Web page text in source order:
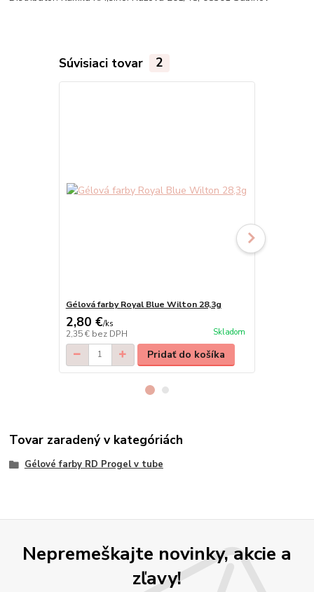
Súvisiaci tovar 2
Gélová farby Royal Blue Wilton 28,3g
2,80 €/ks
2,35 € bez DPH Skladom
Pridať do košíka
Tovar zaradený v kategóriách
Gélové farby RD Progel v tube
Nepremeškajte novinky, akcie a
zľavy!